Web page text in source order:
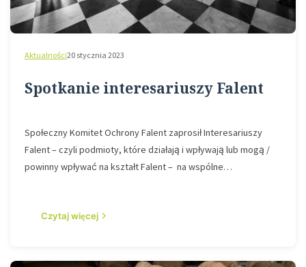
Aktualności20 stycznia 2023
Spotkanie interesariuszy Falent
Społeczny Komitet Ochrony Falent zaprosił Interesariuszy
Falent – czyli podmioty, które działają i wpływają lub mogą /
powinny wpływać na kształt Falent – na wspólne…
Czytaj więcej